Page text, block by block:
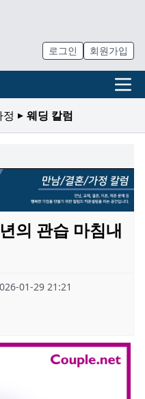
로그인 회원가입
▸ 웨딩 칼럼
의 관습 마침내
01-29 21:21